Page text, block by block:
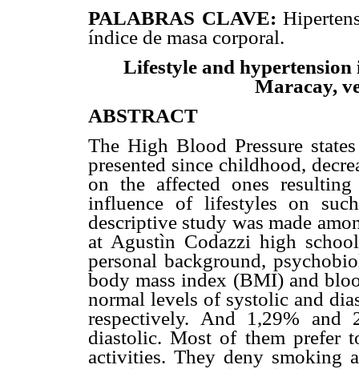
PALABRAS CLAVE:
índice de masa corporal.
Lifestyle and hypertension
Maracay,
ABSTRACT
The High Blood Pressure
presented since childhood,
on the affected ones
influence of lifestyles on
descriptive study was made
at Agustìn Codazzi high
personal background,
body mass index (BMI) and
normal levels of systolic and
respectively. And 1,29%
diastolic. Most of them prefer
activities. They deny smoking